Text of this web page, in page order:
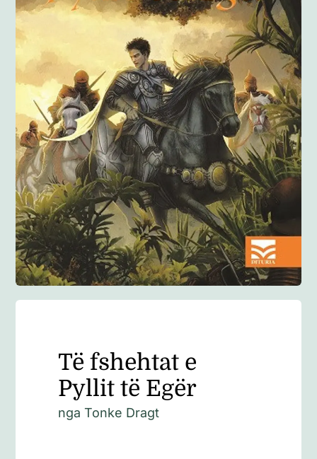
Anglisht
Ditarë
Evente
Blog
Të fshehtat e
Pyllit të Egër
nga Tonke Dragt